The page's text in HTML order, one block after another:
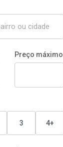
Preço máximo
3 4+